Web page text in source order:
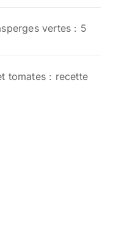
vertes : 5
tomates : recette